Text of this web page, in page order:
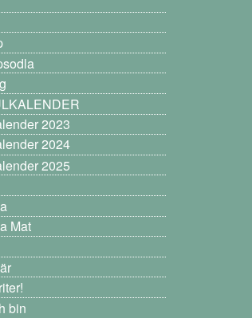
2023
2024
2025
Mat
bin